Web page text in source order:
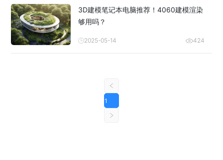
3D建模笔记本电脑推荐！4060建模渲染
够用吗？
2025-05-14 424
1